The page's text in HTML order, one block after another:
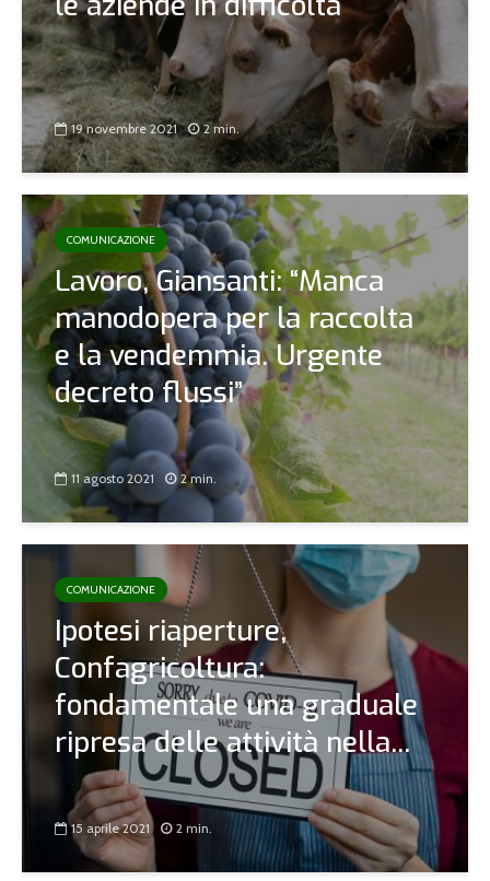
19 novembre 2021 2 min.
COMUNICAZIONE
Lavoro, Giansanti: “Manca
manodopera per la raccolta
e la vendemmia. Urgente
decreto flussi”
11 agosto 2021 2 min.
COMUNICAZIONE
Ipotesi riaperture,
Confagricoltura:
fondamentale una graduale
ripresa delle attività nella...
15 aprile 2021 2 min.